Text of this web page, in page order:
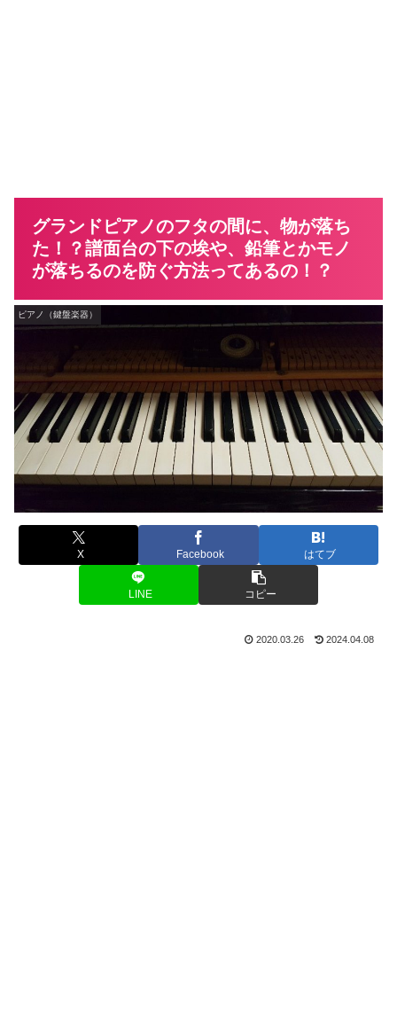
グランドピアノのフタの間に、物が落ち
た！？譜面台の下の埃や、鉛筆とかモノ
が落ちるのを防ぐ方法ってあるの！？
ピアノ（鍵盤楽器）
X Facebook はてブ
LINE コピー
2020.03.26 2024.04.08